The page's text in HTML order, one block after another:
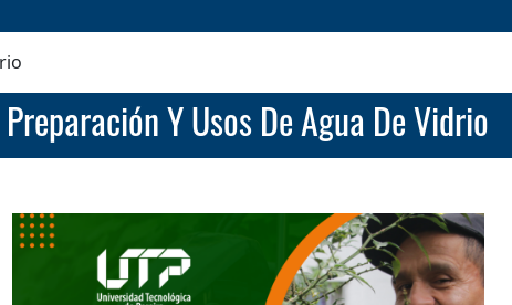
Preparación Y Usos De Agua De Vidrio